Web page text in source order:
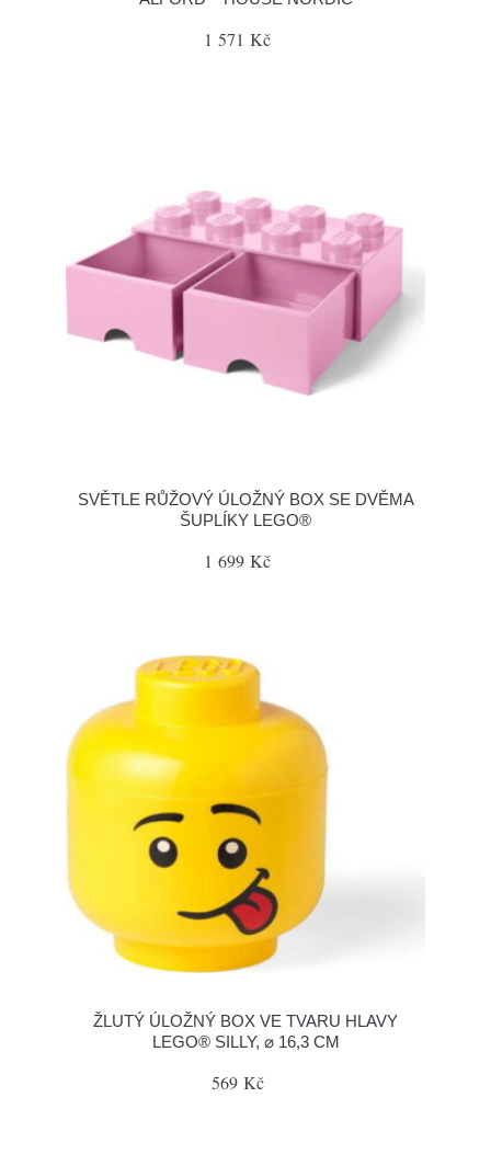
1 571 Kč
SVĚTLE RŮŽOVÝ ÚLOŽNÝ BOX SE DVĚMA
ŠUPLÍKY LEGO®
1 699 Kč
ŽLUTÝ ÚLOŽNÝ BOX VE TVARU HLAVY
LEGO® SILLY, ⌀ 16,3 CM
569 Kč